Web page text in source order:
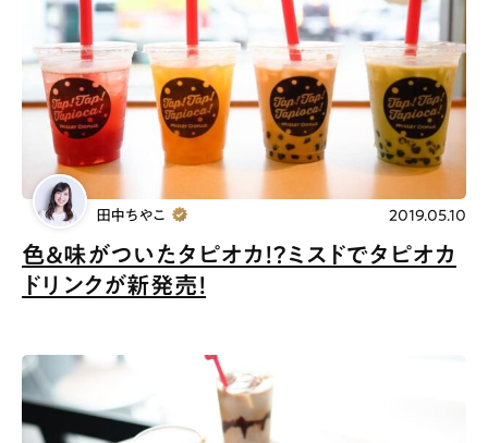
色&味がついたタピオカ！？ミスドでタピオカ
ドリンクが新発売！
田中ちやこ 2019.05.10